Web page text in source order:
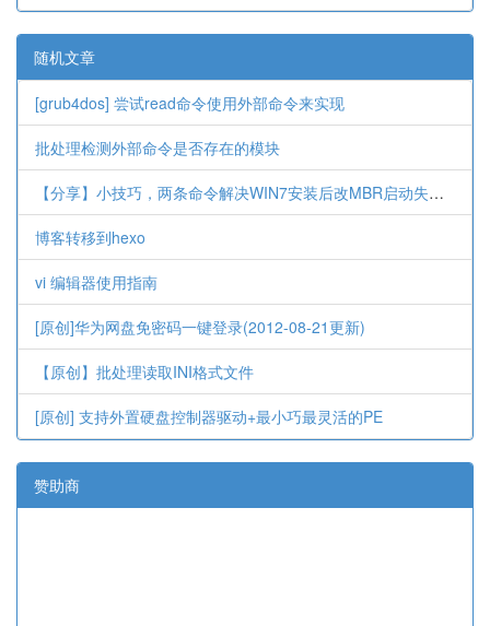
随机文章
[grub4dos] 尝试read命令使用外部命令来实现
批处理检测外部命令是否存在的模块
【分享】小技巧，两条命令解决WIN7安装后改MBR启动失败问题
博客转移到hexo
vi 编辑器使用指南
[原创]华为网盘免密码一键登录(2012-08-21更新)
【原创】批处理读取INI格式文件
[原创] 支持外置硬盘控制器驱动+最小巧最灵活的PE
赞助商